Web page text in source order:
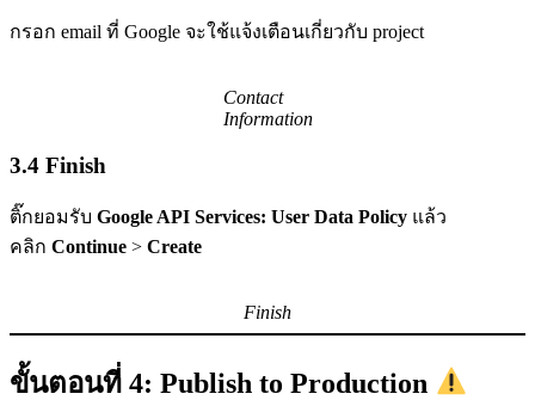
กรอก email ที่ Google จะใช้แจ้งเตือนเกี่ยวกับ project
Contact
Information
3.4 Finish
ติ๊กยอมรับ Google API Services: User Data Policy แล้ว
คลิก Continue > Create
Finish
ขั้นตอนที่ 4: Publish to Production